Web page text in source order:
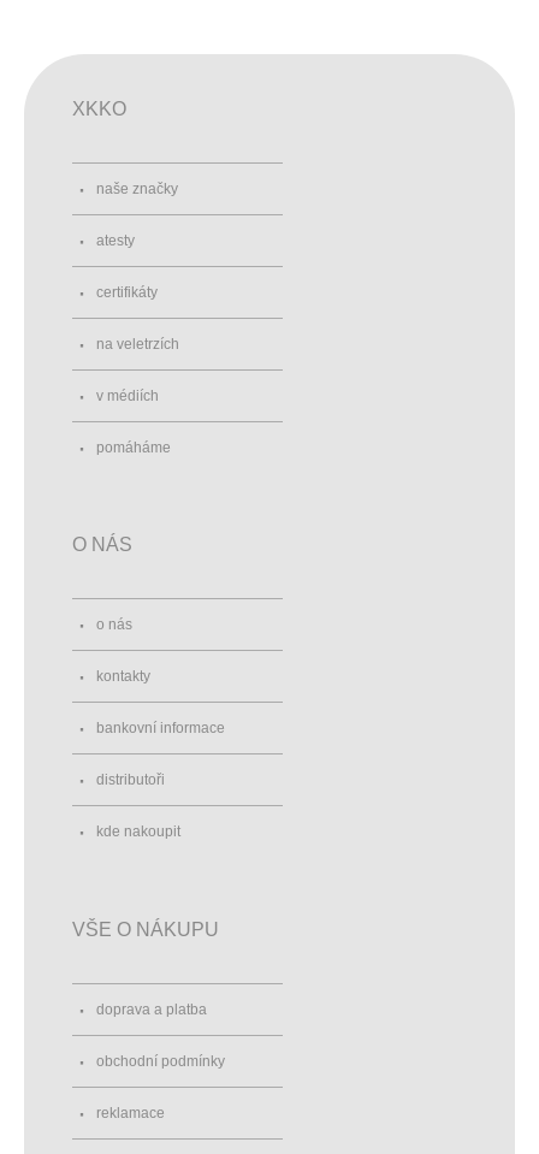
XKKO
naše značky
atesty
certifikáty
na veletrzích
v médiích
pomáháme
O NÁS
o nás
kontakty
bankovní informace
distributoři
kde nakoupit
VŠE O NÁKUPU
doprava a platba
obchodní podmínky
reklamace